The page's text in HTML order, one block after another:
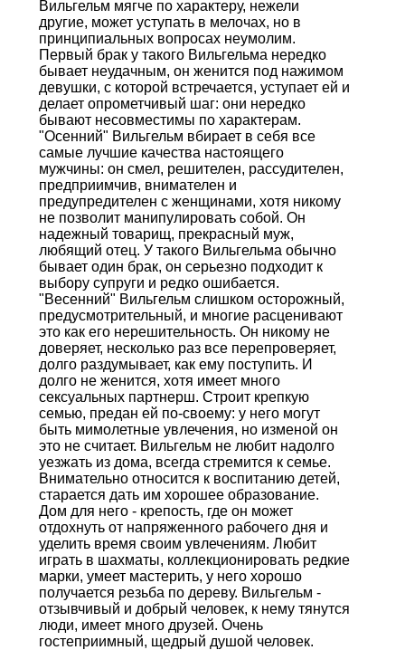
Вильгельм мягче по характеру, нежели
другие, может уступать в мелочах, но в
принципиальных вопросах неумолим.
Первый брак у такого Вильгельма нередко
бывает неудачным, он женится под нажимом
девушки, с которой встречается, уступает ей и
делает опрометчивый шаг: они нередко
бывают несовместимы по характерам.
"Осенний" Вильгельм вбирает в себя все
самые лучшие качества настоящего
мужчины: он смел, решителен, рассудителен,
предприимчив, внимателен и
предупредителен с женщинами, хотя никому
не позволит манипулировать собой. Он
надежный товарищ, прекрасный муж,
любящий отец. У такого Вильгельма обычно
бывает один брак, он серьезно подходит к
выбору супруги и редко ошибается.
"Весенний" Вильгельм слишком осторожный,
предусмотрительный, и многие расценивают
это как его нерешительность. Он никому не
доверяет, несколько раз все перепроверяет,
долго раздумывает, как ему поступить. И
долго не женится, хотя имеет много
сексуальных партнерш. Строит крепкую
семью, предан ей по-своему: у него могут
быть мимолетные увлечения, но изменой он
это не считает. Вильгельм не любит надолго
уезжать из дома, всегда стремится к семье.
Внимательно относится к воспитанию детей,
старается дать им хорошее образование.
Дом для него - крепость, где он может
отдохнуть от напряженного рабочего дня и
уделить время своим увлечениям. Любит
играть в шахматы, коллекционировать редкие
марки, умеет мастерить, у него хорошо
получается резьба по дереву. Вильгельм -
отзывчивый и добрый человек, к нему тянутся
люди, имеет много друзей. Очень
гостеприимный, щедрый душой человек.